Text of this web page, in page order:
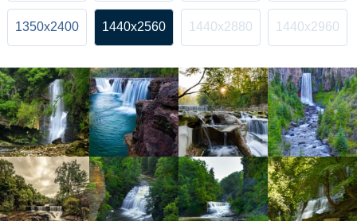
1350x2400 1440x2560 1440x2880 1440x2960